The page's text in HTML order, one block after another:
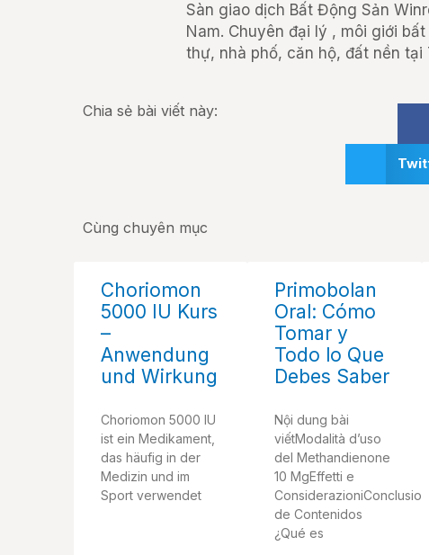
Sàn giao dịch Bất Động Sản
Nam. Chuyên đại lý , môi giới
thự, nhà phố, căn hộ, đất nền tại
Chia sẻ bài viết này:
Cùng chuyên mục
Choriomon
5000 IU Kurs
–
Anwendung
und Wirkung
Choriomon 5000 IU
ist ein Medikament,
das häufig in der
Medizin und im
Sport verwendet
Primobolan
Oral: Cómo
Tomar y
Todo lo Que
Debes Saber
Nội dung bài
viếtModalità d’uso
del Methandienone
10 MgEffetti e
de Contenidos
¿Qué es